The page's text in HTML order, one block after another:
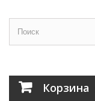
Корзина